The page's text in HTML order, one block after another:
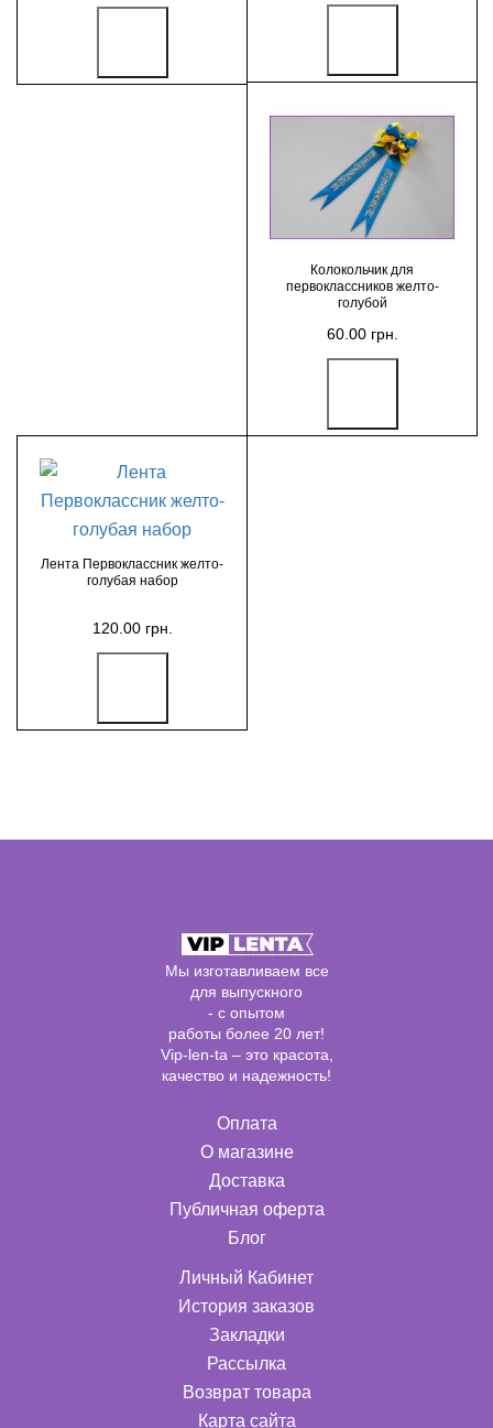
Колокольчик для
первоклассников желто-
голубой
60.00 грн.
Лента Первоклассник желто-
голубая набор
120.00 грн.
Мы изготавливаем все
для выпускного
- с опытом
работы более 20 лет!
Vip-len-ta – это красота,
качество и надежность!
Оплата
О магазине
Доставка
Публичная оферта
Блог
Личный Кабинет
История заказов
Закладки
Рассылка
Возврат товара
Карта сайта